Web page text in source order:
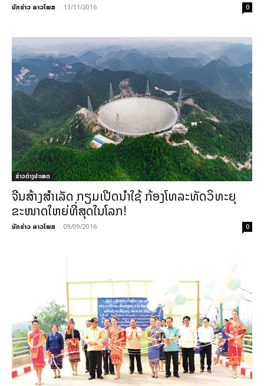
ນັກຂ່າວ ລາວໂພສ - 11/11/2016 0
ຂ່າວຕ່າງປະເທດ
ຈີນສ້າງສຳເລັດ ກຽມເປີດນຳໃຊ້ ກ້ອງໂທລະທັດວິທະຍຸ
ຂະໜາດໃຫຍ່ທີ່ສຸດໃນໂລກ!
ນັກຂ່າວ ລາວໂພສ - 09/09/2016 0